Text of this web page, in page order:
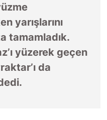
yarışlarını
tamamladık.
yüzerek geçen
da